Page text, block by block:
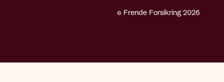
© Frende Forsikring 2026